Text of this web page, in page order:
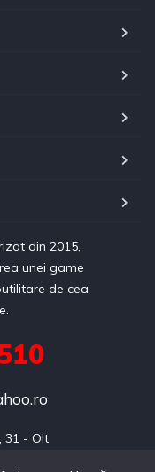
din 2015,
unei game
de cea
31 - Olt